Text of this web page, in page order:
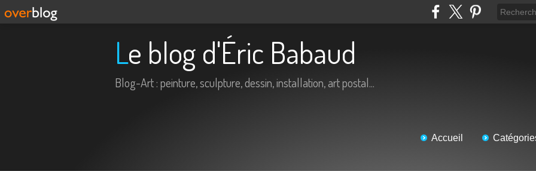
Le blog d'Éric Babaud
Blog-Art : peinture, sculpture, dessin, installation, art postal...
Accueil